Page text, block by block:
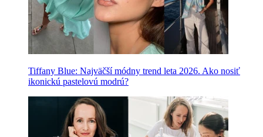
Tiffany Blue: Najväčší módny trend leta 2026. Ako nosiť
ikonickú pastelovú modrú?